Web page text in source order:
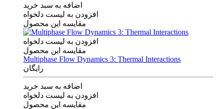
اضافه به سبد خرید
افزودن به لیست دلخواه
مقایسه این محصول
افزودن به لیست دلخواه
مقایسه این محصول
Multiphase Flow Dynamics 3: Thermal Interactions
رایگان
اضافه به سبد خرید
افزودن به لیست دلخواه
مقایسه این محصول